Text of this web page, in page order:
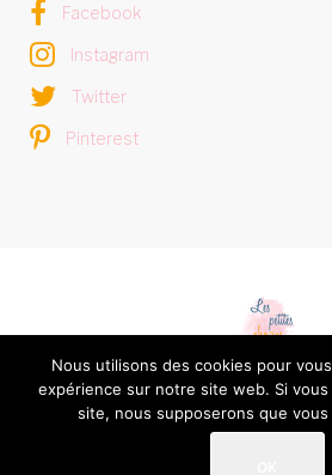
Facebook
Instagram
Twitter
Pinterest
Les petites chozes © 2026 -
de
Nous utilisons des cookies pour
expérience sur notre site web. Si
site, nous supposerons que